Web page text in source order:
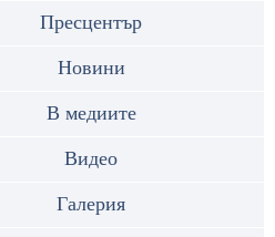
Пресцентър
Новини
В медиите
Видео
Галерия